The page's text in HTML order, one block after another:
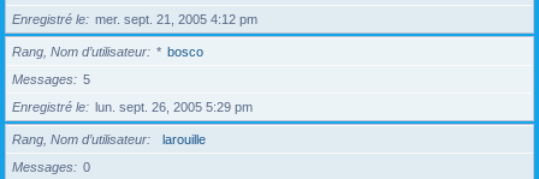
Enregistré le
mer. sept. 21, 2005 4:12 pm
Rang, Nom d’utilisateur * bosco
Messages
5
Enregistré le
lun. sept. 26, 2005 5:29 pm
Rang, Nom d’utilisateur
larouille
Messages
0